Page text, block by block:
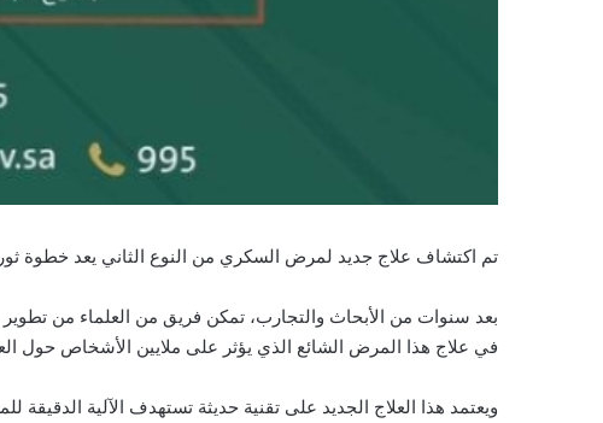
تم اكتشاف علاج جديد لمرض السكري من النوع الثاني يعد خطوة
في علاج هذا المرض الشائع الذي يؤثر على ملايين الأشخاص حول
ويعتمد هذا العلاج الجديد على تقنية حديثة تستهدف الآلية